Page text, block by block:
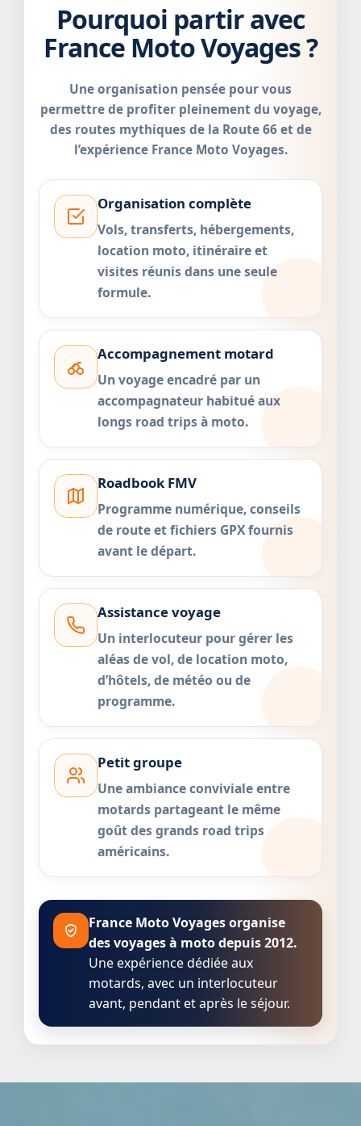
Pourquoi partir avec
France Moto Voyages ?
Une organisation pensée pour vous
permettre de profiter pleinement du voyage,
des routes mythiques de la Route 66 et de
l’expérience France Moto Voyages.
Organisation complète
Vols, transferts, hébergements,
location moto, itinéraire et
visites réunis dans une seule
formule.
Accompagnement motard
Un voyage encadré par un
accompagnateur habitué aux
longs road trips à moto.
Roadbook FMV
Programme numérique, conseils
de route et fichiers GPX fournis
avant le départ.
Assistance voyage
Un interlocuteur pour gérer les
aléas de vol, de location moto,
d’hôtels, de météo ou de
programme.
Petit groupe
Une ambiance conviviale entre
motards partageant le même
goût des grands road trips
américains.
France Moto Voyages organise
des voyages à moto depuis 2012.
Une expérience dédiée aux
motards, avec un interlocuteur
avant, pendant et après le séjour.